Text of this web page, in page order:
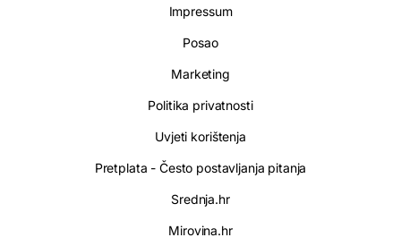
Impressum
Posao
Marketing
Politika privatnosti
Uvjeti korištenja
Pretplata - Često postavljanja pitanja
Srednja.hr
Mirovina.hr